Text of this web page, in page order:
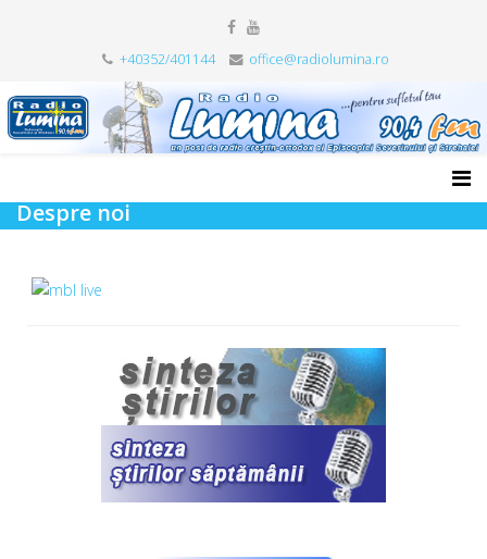
+40352/401144 office@radiolumina.ro
Despre noi